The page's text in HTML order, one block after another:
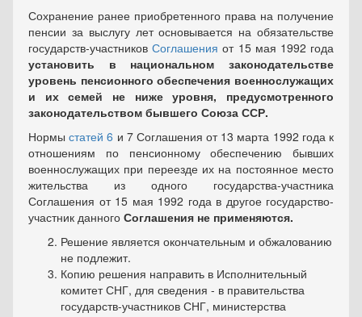
Сохранение ранее приобретенного права на получение
пенсии за выслугу лет основывается на обязательстве
государств-участниковСоглашения от 15 мая 1992 года
установить в национальном законодательстве
уровень пенсионного обеспечения военнослужащих
и их семей не ниже уровня, предусмотренного
законодательством бывшего Союза ССР.
Нормыстатей 6 и 7 Соглашения от 13 марта 1992 года к
отношениям по пенсионному обеспечению бывших
военнослужащих при переезде их на постоянное место
жительства из одного государства-участника
Соглашения от 15 мая 1992 года в другое государство-
участник данного Соглашения не применяются.
Решение является окончательным и обжалованию
не подлежит.
Копию решения направить в Исполнительный
комитет СНГ, для сведения - в правительства
государств-участников СНГ, министерства